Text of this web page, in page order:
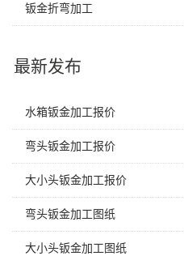
钣金折弯加工
最新发布
水箱钣金加工报价
弯头钣金加工报价
大小头钣金加工报价
弯头钣金加工图纸
大小头钣金加工图纸